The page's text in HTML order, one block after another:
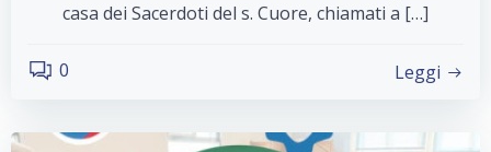
casa dei Sacerdoti del s. Cuore, chiamati a […]
0 Leggi